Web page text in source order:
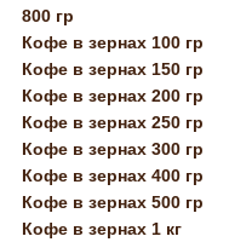
800 гр
Кофе в зернах 100 гр
Кофе в зернах 150 гр
Кофе в зернах 200 гр
Кофе в зернах 250 гр
Кофе в зернах 300 гр
Кофе в зернах 400 гр
Кофе в зернах 500 гр
Кофе в зернах 1 кг